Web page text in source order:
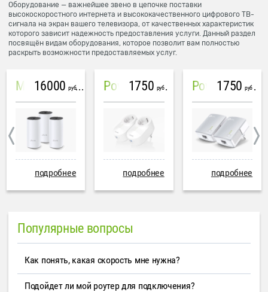
Оборудование — важнейшее звено в цепочке поставки
высокоскоростного интернета и высококачественного цифрового ТВ-
сигнала на экран вашего телевизора, от качественных характеристик
которого зависит надежность предоставления услуги. Данный раздел
посвящён видам оборудования, которое позволит вам полностью
раскрыть возможности предоставляемых услуг.
Mesh система TP-Link Deco M4 (3 устройства)
16000 руб
подробнее
PowerLine Tenda PH6
1750 руб
подробнее
PowerLine TP-Link AV600
1750 руб
подробнее
Популярные вопросы
Как понять, какая скорость мне нужна?
Подойдет ли мой роутер для подключения?